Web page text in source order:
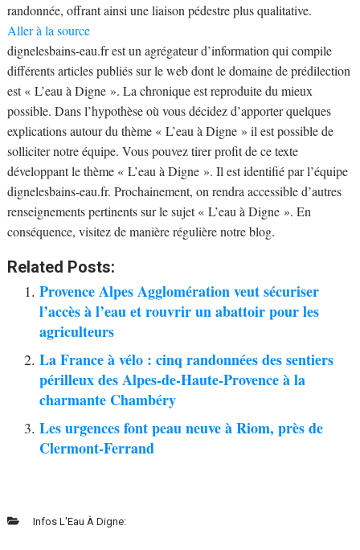
randonnée, offrant ainsi une liaison pédestre plus qualitative.
Aller à la source
dignelesbains-eau.fr est un agrégateur d’information qui compile
différents articles publiés sur le web dont le domaine de prédilection
est « L’eau à Digne ». La chronique est reproduite du mieux
possible. Dans l’hypothèse où vous décidez d’apporter quelques
explications autour du thème « L’eau à Digne » il est possible de
solliciter notre équipe. Vous pouvez tirer profit de ce texte
développant le thème « L’eau à Digne ». Il est identifié par l’équipe
dignelesbains-eau.fr. Prochainement, on rendra accessible d’autres
renseignements pertinents sur le sujet « L’eau à Digne ». En
conséquence, visitez de manière régulière notre blog.
Related Posts:
Provence Alpes Agglomération veut sécuriser
l’accès à l’eau et rouvrir un abattoir pour les
agriculteurs
La France à vélo : cinq randonnées des sentiers
périlleux des Alpes-de-Haute-Provence à la
charmante Chambéry
Les urgences font peau neuve à Riom, près de
Clermont-Ferrand
Infos L'Eau À Digne: